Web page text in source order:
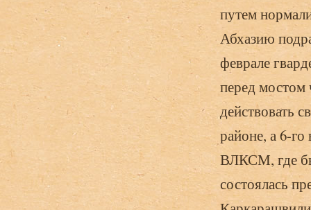
путем
Абхазию
феврале
перед мостом
дейст­вовать
районе, а 6-
ВЛКСМ, где
состоялась